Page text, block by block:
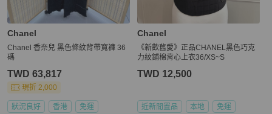
Chanel
Chanel 香奈兒 黑色條紋背帶寬褲 36
碼
TWD 63,817
現折 2,000
狀況良好 香港 免運
Chanel
《新歡舊愛》正品CHANEL黑色巧克
力紋鋪棉背心上衣36/XS~S
TWD 12,500
近新閒置品 本地 免運